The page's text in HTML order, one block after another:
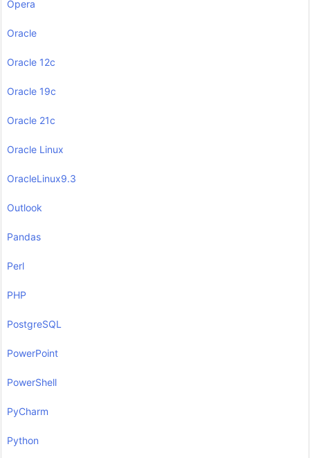
Opera
Oracle
Oracle 12c
Oracle 19c
Oracle 21c
Oracle Linux
OracleLinux9.3
Outlook
Pandas
Perl
PHP
PostgreSQL
PowerPoint
PowerShell
PyCharm
Python